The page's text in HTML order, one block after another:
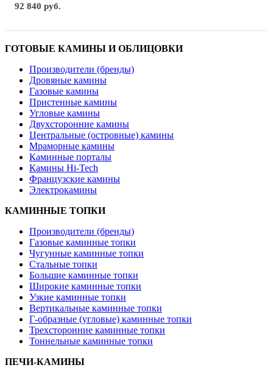
92 840 руб.
ГОТОВЫЕ КАМИНЫ И ОБЛИЦОВКИ
Производители (бренды)
Дровяные камины
Газовые камины
Пристенные камины
Угловые камины
Двухсторонние камины
Центральные (островные) камины
Мраморные камины
Каминные порталы
Камины Hi-Tech
Французские камины
Электрокамины
КАМИННЫЕ ТОПКИ
Производители (бренды)
Газовые каминные топки
Чугунные каминные топки
Стальные топки
Большие каминные топки
Широкие каминные топки
Узкие каминные топки
Вертикальные каминные топки
Г-образные (угловые) каминные топки
Трехсторонние каминные топки
Тоннельные каминные топки
ПЕЧИ-КАМИНЫ